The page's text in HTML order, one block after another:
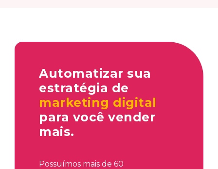
Automatizar sua
estratégia de
marketing digital
para você vender
mais.
Possuímos mais de 60